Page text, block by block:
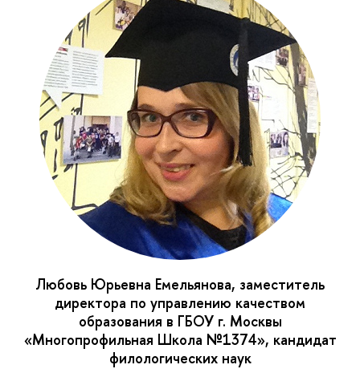
Любовь Юрьевна Емельянова, заместитель
директора по управлению качеством
образования в ГБОУ г. Москвы
«Многопрофильная Школа №1374», кандидат
филологических наук